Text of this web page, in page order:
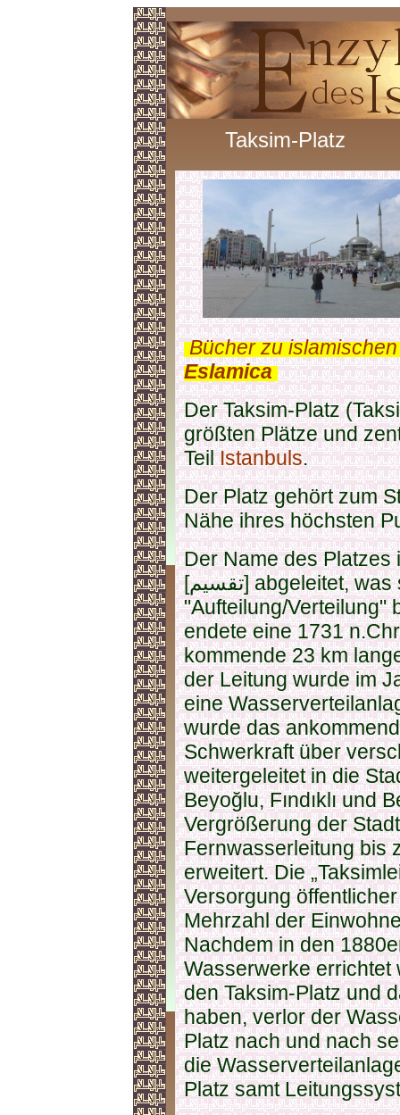
Taksim-Platz
.Bücher zu
Eslamica.
Der Taksim-Platz
größten Plätze und
TeilIstanbuls.
Der Platz gehört zum
Nähe ihres höchsten
Der Name des Platzes
[تقسيم] abgeleitet, was so viel wie
"Aufteilung/Verteilung"
endete eine 1731
kommende 23 km
der Leitung wurde im
eine
wurde das
Schwerkraft über
weitergeleitet in die
Beyoğlu, Fındıklı und
Vergrößerung der
Fernwasserleitung bis
erweitert. Die
Versorgung
Mehrzahl der
Nachdem in den
Wasserwerke errichtet
den Taksim-Platz und
haben, verlor der
Platz nach und nach
die
Platz samt